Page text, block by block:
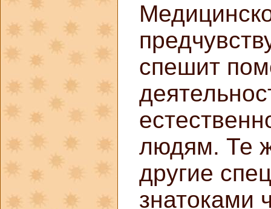
спешит
людям. Те
другие
знатоками